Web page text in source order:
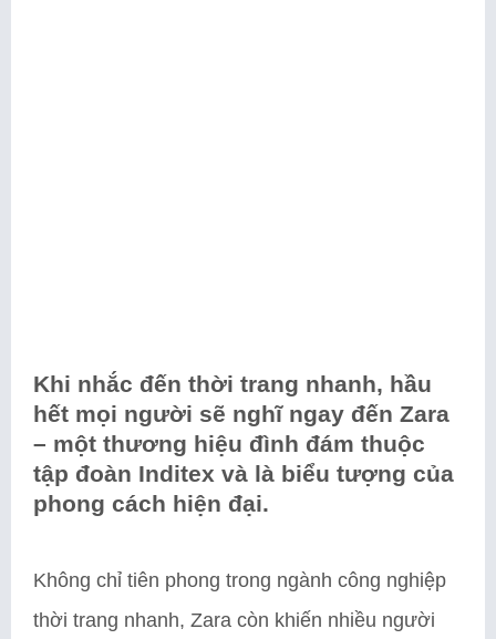
Khi nhắc đến thời trang nhanh, hầu
hết mọi người sẽ nghĩ ngay đến Zara
– một thương hiệu đình đám thuộc
tập đoàn Inditex và là biểu tượng của
phong cách hiện đại.
Không chỉ tiên phong trong ngành công nghiệp
thời trang nhanh, Zara còn khiến nhiều người